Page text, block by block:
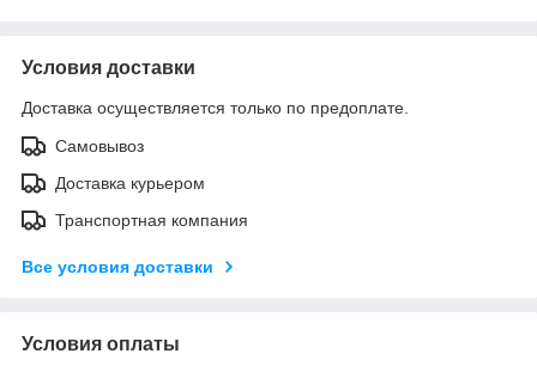
Условия доставки
Доставка осуществляется только по предоплате.
Самовывоз
Доставка курьером
Транспортная компания
Все условия доставки
Условия оплаты